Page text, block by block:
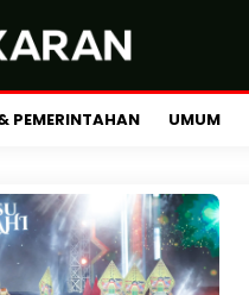
PEMERINTAHAN UMUM